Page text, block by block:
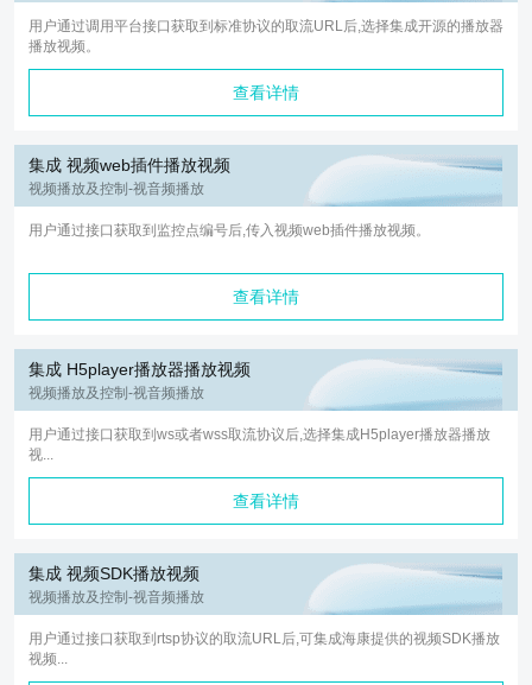
用户通过调用平台接口获取到标准协议的取流URL后,选择集成开源的播放器
播放视频。
查看详情
集成 视频web插件播放视频
视频播放及控制-视音频播放
用户通过接口获取到监控点编号后,传入视频web插件播放视频。
查看详情
集成 H5player播放器播放视频
视频播放及控制-视音频播放
用户通过接口获取到ws或者wss取流协议后,选择集成H5player播放器播放
视...
查看详情
集成 视频SDK播放视频
视频播放及控制-视音频播放
用户通过接口获取到rtsp协议的取流URL后,可集成海康提供的视频SDK播放
视频...